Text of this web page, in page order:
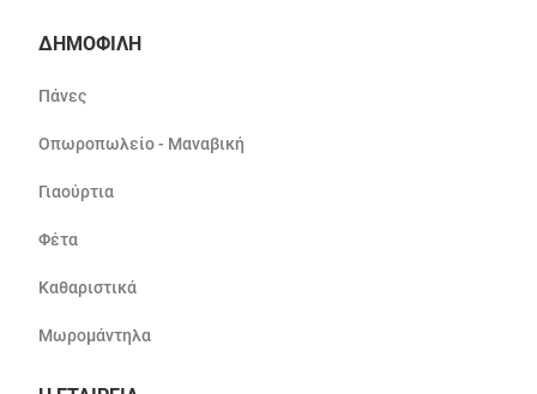
ΔΗΜΟΦΙΛΗ
Πάνες
Οπωροπωλείο - Μαναβική
Γιαούρτια
Φέτα
Καθαριστικά
Μωρομάντηλα